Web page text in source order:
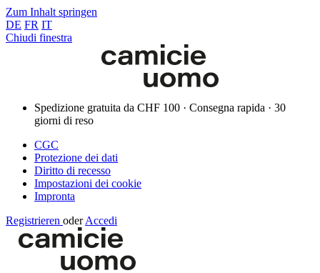
Zum Inhalt springen
DE FR IT
Chiudi finestra
Spedizione gratuita da CHF 100 · Consegna rapida · 30
giorni di reso
CGC
Protezione dei dati
Diritto di recesso
Impostazioni dei cookie
Impronta
Registrieren oder Accedi